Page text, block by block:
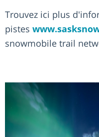
Trouvez ici plus
pistes
snowmobile trail